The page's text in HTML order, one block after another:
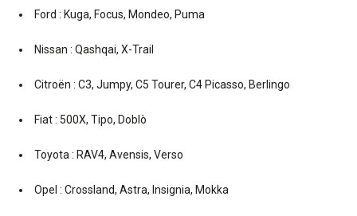
Ford : Kuga, Focus, Mondeo, Puma
Nissan : Qashqai, X-Trail
Citroën : C3, Jumpy, C5 Tourer, C4 Picasso, Berlingo
Fiat : 500X, Tipo, Doblò
Toyota : RAV4, Avensis, Verso
Opel : Crossland, Astra, Insignia, Mokka